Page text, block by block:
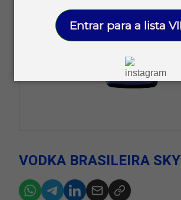
Entrar para a lista
VODKA BRASILEIRA